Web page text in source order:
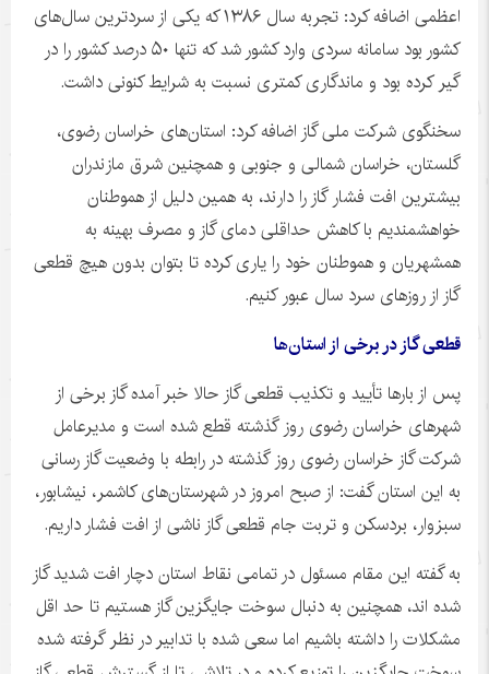
اعظمی اضافه کرد: تجربه سال ۱۳۸۶ که یکی از سردترین سال‌های
کشور بود سامانه سردی وارد کشور شد که تنها ۵۰ درصد کشور را در
گیر کرده بود و ماندگاری کمتری نسبت به شرایط کنونی داشت.
سخنگوی شرکت ملی گاز اضافه کرد: استان‌های خراسان رضوی،
گلستان، خراسان شمالی و جنوبی و همچنین شرق مازندران
بیشترین افت فشار گاز را دارند، به همین دلیل از هموطنان
خواهشمندیم با کاهش حداقلی دمای گاز و مصرف بهینه به
همشهریان و هموطنان خود را یاری کرده تا بتوان بدون هیچ قطعی
گاز از روزهای سرد سال عبور کنیم.
قطعی گاز در برخی از استان‌ها
پس از بارها تأیید و تکذیب قطعی گاز حالا خبر آمده گاز برخی از
شهرهای خراسان رضوی روز گذشته قطع شده است و مدیرعامل
شرکت گاز خراسان رضوی روز گذشته در رابطه با وضعیت گاز رسانی
به این استان گفت: از صبح امروز در شهرستان‌های کاشمر، نیشابور،
سبزوار، بردسکن و تربت جام قطعی گاز ناشی از افت فشار داریم.
به گفته این مقام مسئول در تمامی نقاط استان دچار افت شدید گاز
شده اند، همچنین به دنبال سوخت جایگزین گاز هستیم تا حد اقل
مشکلات را داشته باشیم اما سعی شده با تدابیر در نظر گرفته شده